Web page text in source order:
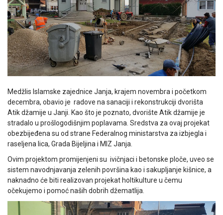
Medžlis Islamske zajednice Janja, krajem novembra i početkom
decembra, obavio je radove na sanaciji i rekonstrukciji dvorišta
Atik džamije u Janji. Kao što je poznato, dvorište Atik džamije je
stradalo u prošlogodišnjim poplavama. Sredstva za ovaj projekat
obezbijeđena su od strane Federalnog ministarstva za izbjegla i
raseljena lica, Grada Bijeljina i MIZ Janja.
Ovim projektom promijenjeni su ivičnjaci i betonske ploče, uveo se
sistem navodnjavanja zelenih površina kao i sakupljanje kišnice, a
naknadno će biti realizovan projekat holtikulture u čemu
očekujemo i pomoć naših dobrih džematlija.